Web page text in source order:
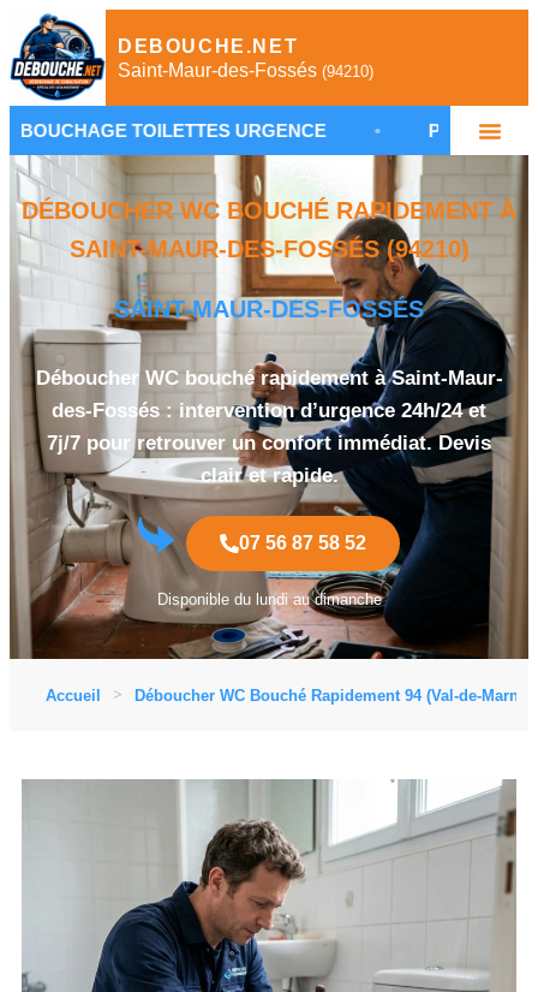
DEBOUCHE.NET
Saint-Maur-des-Fossés (94210)
TOILETTES URGENCE • PLOMBIER SAINT-
DÉBOUCHER WC BOUCHÉ RAPIDEMENT À
SAINT-MAUR-DES-FOSSÉS (94210)
SAINT-MAUR-DES-FOSSÉS
Déboucher WC bouché rapidement à Saint-Maur-
des-Fossés : intervention d’urgence 24h/24 et
7j/7 pour retrouver un confort immédiat. Devis
clair et rapide.
07 56 87 58 52
Disponible du lundi au dimanche
Accueil Déboucher WC Bouché Rapidement 94 (Val-de-Marne)